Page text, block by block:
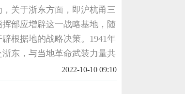
关于浙东方面，即沪杭甬三
部应增辟这一战略基地，随
根据地的战略决策。1941年
东，与当地革命武装力量共
。浙东抗日根据地孤悬敌
2022-10-10 09:10